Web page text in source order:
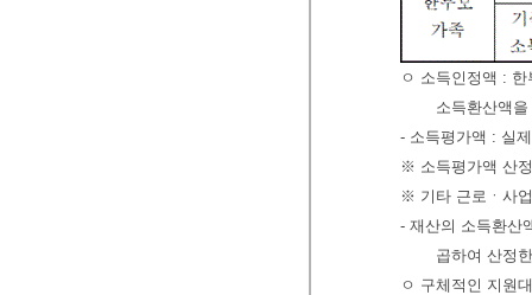
ㅇ 소득인정액 :
소득환산액
- 소득평가액 : 실
※ 소득평가액 산
※ 기타 근로ㆍ사
- 재산의 소득환산
곱하여 산정
ㅇ 구체적인 지원